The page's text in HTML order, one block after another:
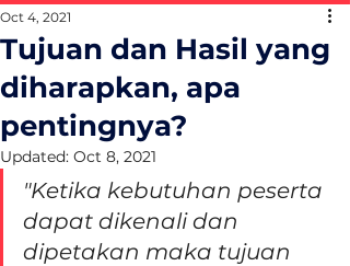
Tujuan dan Hasil yang
diharapkan, apa
pentingnya?
Oct 4, 2021
Updated: Oct 8, 2021
"Ketika kebutuhan peserta
dapat dikenali dan
dipetakan maka tujuan